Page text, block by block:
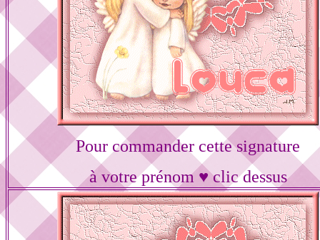
Pour commander cette signature
à votre prénom ♥ clic dessus